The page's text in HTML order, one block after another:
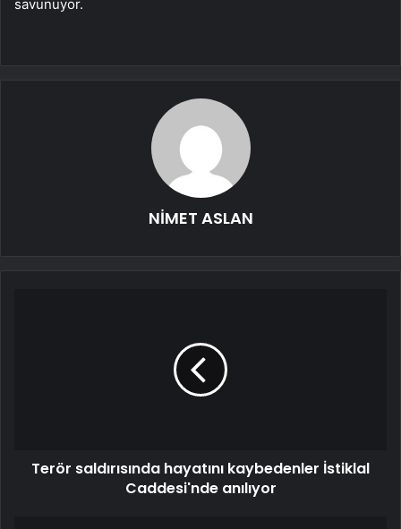
savunuyor.
NİMET ASLAN
Terör saldırısında hayatını kaybedenler İstiklal
Caddesi'nde anılıyor